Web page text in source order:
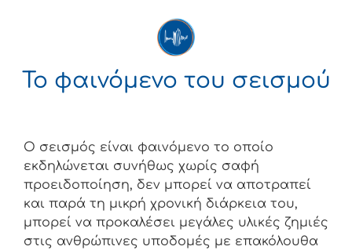
Το φαινόμενο του σεισμού
Ο σεισμός είναι φαινόμενο το οποίο
εκδηλώνεται συνήθως χωρίς σαφή
προειδοποίηση, δεν μπορεί να αποτραπεί
και παρά τη μικρή χρονική διάρκεια του,
μπορεί να προκαλέσει μεγάλες υλικές ζημιές
στις ανθρώπινες υποδομές με επακόλουθα